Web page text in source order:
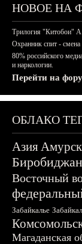
НОВОЕ НА
Трилогия "Китобои"
Охранник спит - смена
80% российского
и наркологии.
Перейти на
ОБЛАКО
Азия
Биробиджан
Восточный
Забайкалье
Магаданская